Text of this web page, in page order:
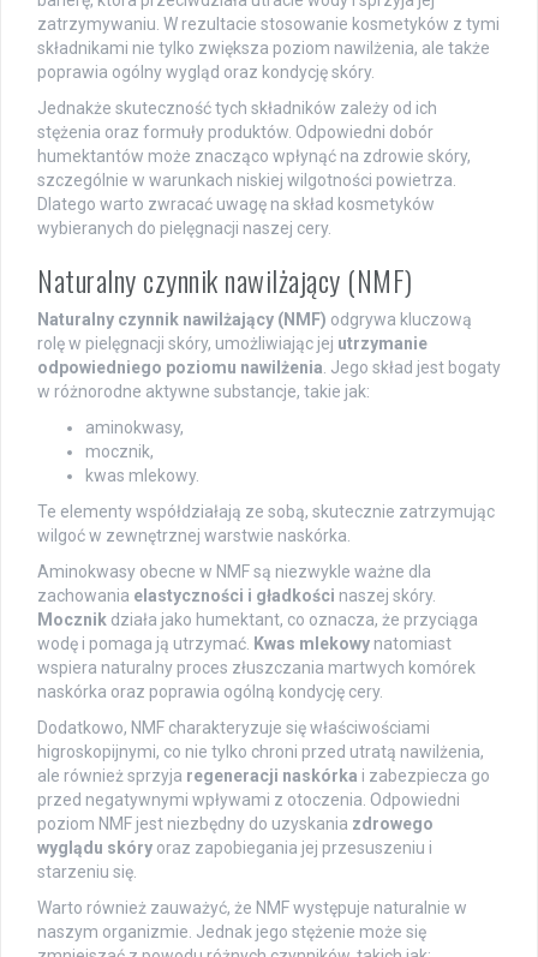
zatrzymywaniu. W rezultacie stosowanie kosmetyków z tymi
składnikami nie tylko zwiększa poziom nawilżenia, ale także
poprawia ogólny wygląd oraz kondycję skóry.
Jednakże skuteczność tych składników zależy od ich
stężenia oraz formuły produktów. Odpowiedni dobór
humektantów może znacząco wpłynąć na zdrowie skóry,
szczególnie w warunkach niskiej wilgotności powietrza.
Dlatego warto zwracać uwagę na skład kosmetyków
wybieranych do pielęgnacji naszej cery.
Naturalny czynnik nawilżający (NMF)
Naturalny czynnik nawilżający (NMF) odgrywa kluczową
rolę w pielęgnacji skóry, umożliwiając jej utrzymanie
odpowiedniego poziomu nawilżenia. Jego skład jest bogaty
w różnorodne aktywne substancje, takie jak:
aminokwasy,
mocznik,
kwas mlekowy.
Te elementy współdziałają ze sobą, skutecznie zatrzymując
wilgoć w zewnętrznej warstwie naskórka.
Aminokwasy obecne w NMF są niezwykle ważne dla
zachowania elastyczności i gładkości naszej skóry.
Mocznik działa jako humektant, co oznacza, że przyciąga
wodę i pomaga ją utrzymać. Kwas mlekowy natomiast
wspiera naturalny proces złuszczania martwych komórek
naskórka oraz poprawia ogólną kondycję cery.
Dodatkowo, NMF charakteryzuje się właściwościami
higroskopijnymi, co nie tylko chroni przed utratą nawilżenia,
ale również sprzyja regeneracji naskórka i zabezpiecza go
przed negatywnymi wpływami z otoczenia. Odpowiedni
poziom NMF jest niezbędny do uzyskania zdrowego
wyglądu skóry oraz zapobiegania jej przesuszeniu i
starzeniu się.
Warto również zauważyć, że NMF występuje naturalnie w
naszym organizmie. Jednak jego stężenie może się